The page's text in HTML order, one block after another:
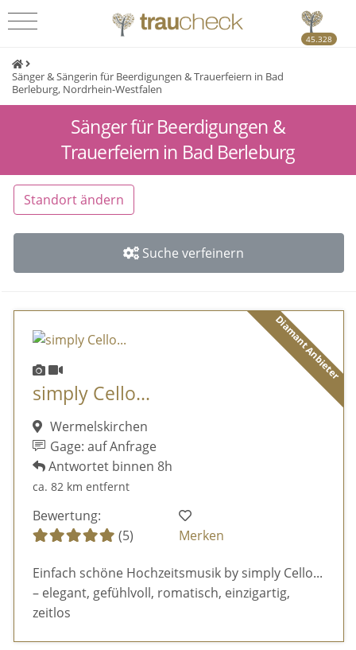
45.328
Sänger & Sängerin für Beerdigungen & Trauerfeiern in Bad
Berleburg, Nordrhein-Westfalen
Sänger für Beerdigungen &
Trauerfeiern in Bad Berleburg
Standort ändern
Suche verfeinern
Diamant Anbieter
simply Cello...
Wermelskirchen
Gage: auf Anfrage
Antwortet binnen 8h
ca. 82 km entfernt
Bewertung:
(5)
Merken
Einfach schöne Hochzeitsmusik by simply Cello...
– elegant, gefühlvoll, romatisch, einzigartig,
zeitlos